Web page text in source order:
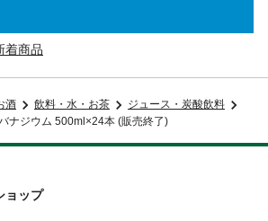
着商品
酒 飲料・水・お茶
ジュース・炭酸飲料
ナジウム 500ml×24本 (販売終了)
ョップ